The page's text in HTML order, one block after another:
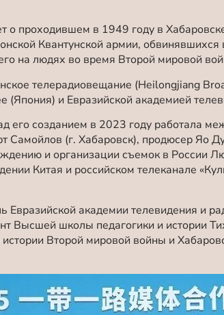
о проходившем в 1949 году в
Квантунской армии, обвинявшихся
на людях во время Второй мировой
телерадиовещание (Heilongjiang
(Япония) и Евразийской академией
его созданием в 2023 году работала
(г. Хабаровск), продюсер Яо
и организации съемок в России
Китая и российском телеканале
Евразийской академии телевидения и
Высшей школы педагогики и истории
Второй мировой войны и